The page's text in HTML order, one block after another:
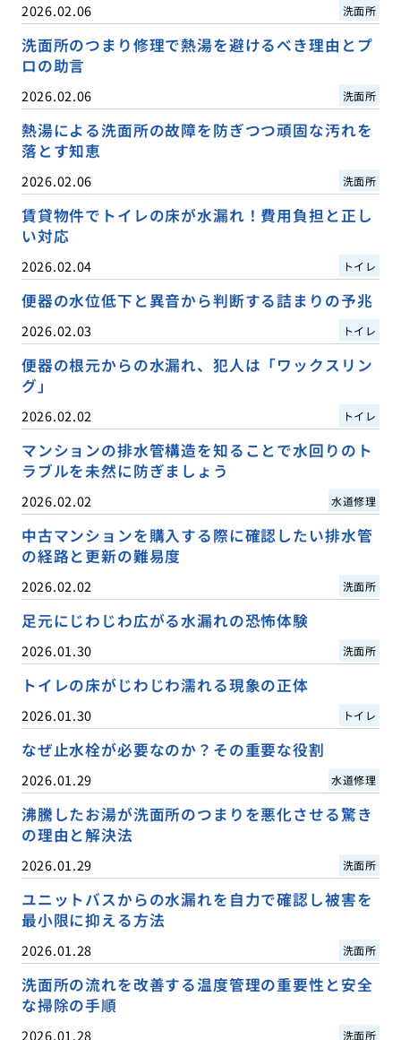
2026.02.06 洗面所
洗面所のつまり修理で熱湯を避けるべき理由とプ
ロの助言
2026.02.06 洗面所
熱湯による洗面所の故障を防ぎつつ頑固な汚れを
落とす知恵
2026.02.06 洗面所
賃貸物件でトイレの床が水漏れ！費用負担と正し
い対応
2026.02.04 トイレ
便器の水位低下と異音から判断する詰まりの予兆
2026.02.03 トイレ
便器の根元からの水漏れ、犯人は「ワックスリン
グ」
2026.02.02 トイレ
マンションの排水管構造を知ることで水回りのト
ラブルを未然に防ぎましょう
2026.02.02 水道修理
中古マンションを購入する際に確認したい排水管
の経路と更新の難易度
2026.02.02 洗面所
足元にじわじわ広がる水漏れの恐怖体験
2026.01.30 洗面所
トイレの床がじわじわ濡れる現象の正体
2026.01.30 トイレ
なぜ止水栓が必要なのか？その重要な役割
2026.01.29 水道修理
沸騰したお湯が洗面所のつまりを悪化させる驚き
の理由と解決法
2026.01.29 洗面所
ユニットバスからの水漏れを自力で確認し被害を
最小限に抑える方法
2026.01.28 洗面所
洗面所の流れを改善する温度管理の重要性と安全
な掃除の手順
2026.01.28 洗面所